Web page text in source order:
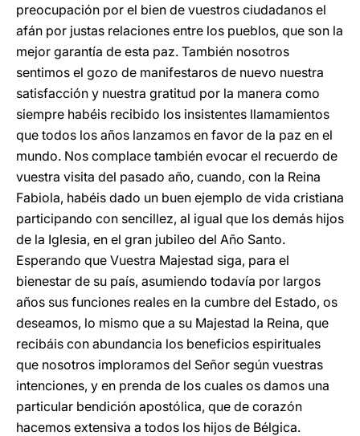
preocupación por el bien de vuestros ciudadanos el
afán por justas relaciones entre los pueblos, que son la
mejor garantía de esta paz. También nosotros
sentimos el gozo de manifestaros de nuevo nuestra
satisfacción y nuestra gratitud por la manera como
siempre habéis recibido los insistentes llamamientos
que todos los años lanzamos en favor de la paz en el
mundo. Nos complace también evocar el recuerdo de
vuestra visita del pasado año, cuando, con la Reina
Fabiola, habéis dado un buen ejemplo de vida cristiana
participando con sencillez, al igual que los demás hijos
de la Iglesia, en el gran jubileo del Año Santo.
Esperando que Vuestra Majestad siga, para el
bienestar de su país, asumiendo todavía por largos
años sus funciones reales en la cumbre del Estado, os
deseamos, lo mismo que a su Majestad la Reina, que
recibáis con abundancia los beneficios espirituales
que nosotros imploramos del Señor según vuestras
intenciones, y en prenda de los cuales os damos una
particular bendición apostólica, que de corazón
hacemos extensiva a todos los hijos de Bélgica.